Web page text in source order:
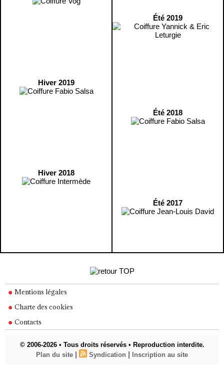
Hiver 2019
Hiver 2018
Été 2019
Été 2018
Été 2017
Mentions légales
Charte des cookies
Contacts
© 2006-2026 • Tous droits réservés • Reproduction interdite.
Plan du site | Syndication | Inscription au site